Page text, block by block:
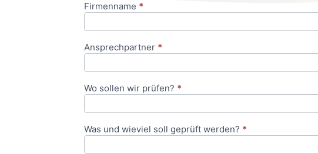
Anfrageformular
Firmenname *
Ansprechpartner *
Wo sollen wir prüfen? *
Was und wieviel soll geprüft werden? *